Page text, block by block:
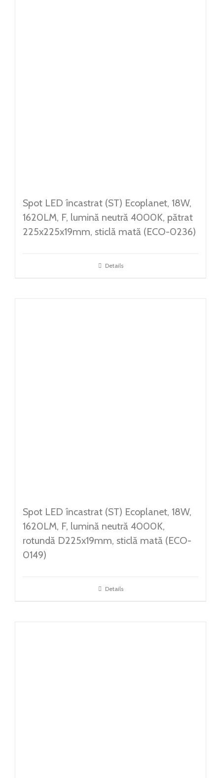
Spot LED încastrat (ST) Ecoplanet, 18W,
1620LM, F, lumină neutră 4000K, pătrat
225x225x19mm, sticlă mată (ECO-0236)
Details
Spot LED încastrat (ST) Ecoplanet, 18W,
1620LM, F, lumină neutră 4000K,
rotundă D225x19mm, sticlă mată (ECO-
0149)
Details